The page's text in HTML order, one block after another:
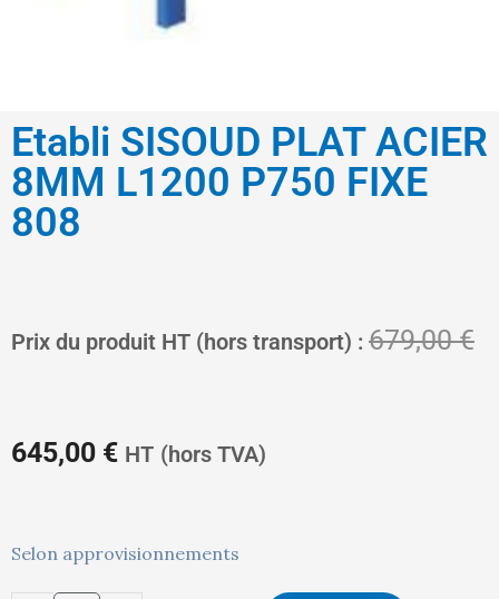
Etabli SISOUD PLAT ACIER
8MM L1200 P750 FIXE
808
Prix du produit HT (hors transport) : 679,00€
645,00 €
Le
prix
actuel
HT (hors TVA)
Selon approvisionnements
quantité